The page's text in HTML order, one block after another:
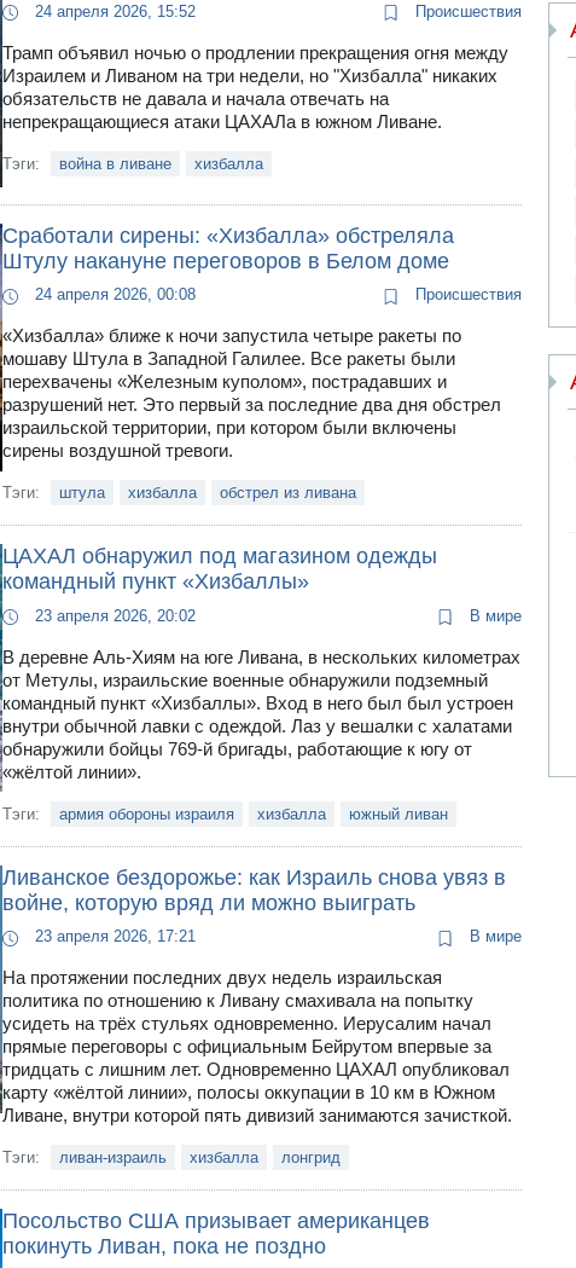
24 апреля 2026, 15:52 Происшествия
Трамп объявил ночью о продлении прекращения огня между
Израилем и Ливаном на три недели, но "Хизбалла" никаких
обязательств не давала и начала отвечать на
непрекращающиеся атаки ЦАХАЛа в южном Ливане.
Тэги: война в ливане хизбалла
Сработали сирены: «Хизбалла» обстреляла
Штулу накануне переговоров в Белом доме
24 апреля 2026, 00:08 Происшествия
«Хизбалла» ближе к ночи запустила четыре ракеты по
мошаву Штула в Западной Галилее. Все ракеты были
перехвачены «Железным куполом», пострадавших и
разрушений нет. Это первый за последние два дня обстрел
израильской территории, при котором были включены
сирены воздушной тревоги.
Тэги: штула хизбалла обстрел из ливана
ЦАХАЛ обнаружил под магазином одежды
командный пункт «Хизбаллы»
23 апреля 2026, 20:02 В мире
В деревне Аль-Хиям на юге Ливана, в нескольких километрах
от Метулы, израильские военные обнаружили подземный
командный пункт «Хизбаллы». Вход в него был был устроен
внутри обычной лавки с одеждой. Лаз у вешалки с халатами
обнаружили бойцы 769-й бригады, работающие к югу от
«жёлтой линии».
Тэги: армия обороны израиля хизбалла южный ливан
Ливанское бездорожье: как Израиль снова увяз в
войне, которую вряд ли можно выиграть
23 апреля 2026, 17:21 В мире
На протяжении последних двух недель израильская
политика по отношению к Ливану смахивала на попытку
усидеть на трёх стульях одновременно. Иерусалим начал
прямые переговоры с официальным Бейрутом впервые за
тридцать с лишним лет. Одновременно ЦАХАЛ опубликовал
карту «жёлтой линии», полосы оккупации в 10 км в Южном
Ливане, внутри которой пять дивизий занимаются зачисткой.
Тэги: ливан-израиль хизбалла лонгрид
Посольство США призывает американцев
покинуть Ливан, пока не поздно